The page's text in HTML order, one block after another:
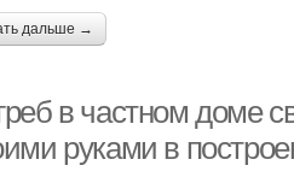
дальше →
в частном доме
руками в